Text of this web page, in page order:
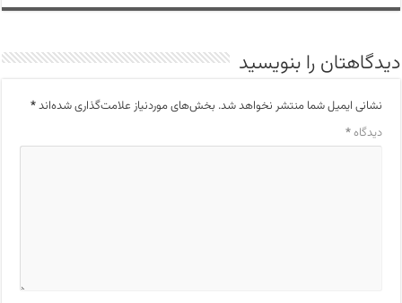
دیدگاهتان را بنویسید
نشانی ایمیل شما منتشر نخواهد شد. بخش‌های موردنیاز علامت‌گذاری شده‌اند*
دیدگاه*